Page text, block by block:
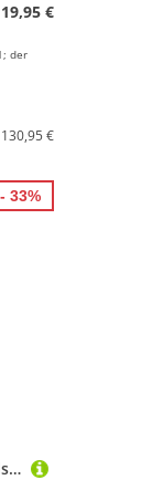
€
der
130,95 €
Sweet Protection Knee Guards Pro Hard Shell Knieprotektor
- 33%